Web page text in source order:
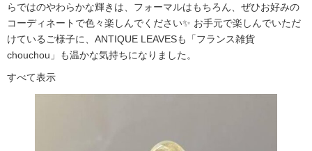
らではのやわらかな輝きは、フォーマルはもちろん、ぜひお好みの
コーディネートで色々楽しんでください✨ お手元で楽しんでいただ
けているご様子に、ANTIQUE LEAVESも「フランス雑貨
chouchou」も温かな気持ちになりました。
すべて表示